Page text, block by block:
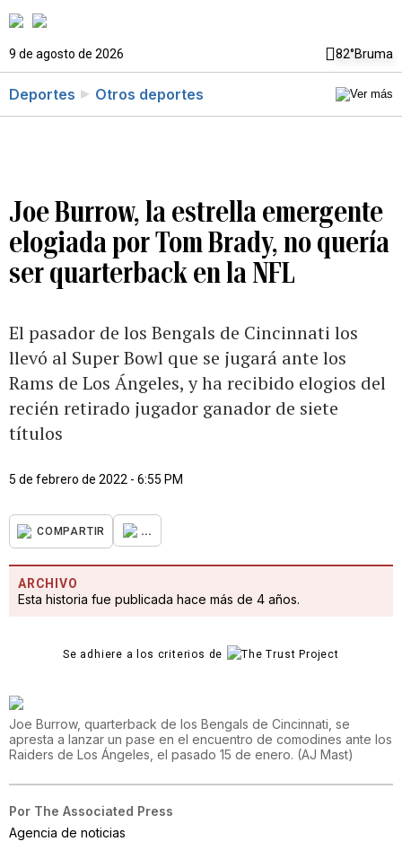
9 de agosto de 2026 82°Bruma
Deportes Otros deportes
Joe Burrow, la estrella emergente
elogiada por Tom Brady, no quería
ser quarterback en la NFL
El pasador de los Bengals de Cincinnati los
llevó al Super Bowl que se jugará ante los
Rams de Los Ángeles, y ha recibido elogios del
recién retirado jugador ganador de siete
títulos
5 de febrero de 2022 - 6:55 PM
COMPARTIR ...
ARCHIVO
Esta historia fue publicada hace más de 4 años.
Se adhiere a los criterios de
Joe Burrow, quarterback de los Bengals de Cincinnati, se
apresta a lanzar un pase en el encuentro de comodines ante los
Raiders de Los Ángeles, el pasado 15 de enero. (AJ Mast)
Por The Associated Press
Agencia de noticias